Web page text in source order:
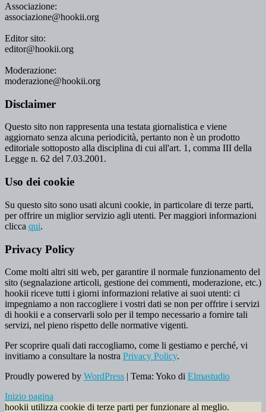
Associazione:
associazione@hookii.org
Editor sito:
editor@hookii.org
Moderazione:
moderazione@hookii.org
Disclaimer
Questo sito non rappresenta una testata giornalistica e viene
aggiornato senza alcuna periodicità, pertanto non è un prodotto
editoriale sottoposto alla disciplina di cui all'art. 1, comma III della
Legge n. 62 del 7.03.2001.
Uso dei cookie
Su questo sito sono usati alcuni cookie, in particolare di terze parti,
per offrire un miglior servizio agli utenti. Per maggiori informazioni
clicca qui.
Privacy Policy
Come molti altri siti web, per garantire il normale funzionamento del
sito (segnalazione articoli, gestione dei commenti, moderazione, etc.)
hookii riceve tutti i giorni informazioni relative ai suoi utenti: ci
impegniamo a non raccogliere i vostri dati se non per offrire i servizi
di hookii e a conservarli solo per il tempo necessario a fornire tali
servizi, nel pieno rispetto delle normative vigenti.
Per scoprire quali dati raccogliamo, come li gestiamo e perché, vi
invitiamo a consultare la nostra Privacy Policy.
Proudly powered by WordPress | Tema: Yoko di Elmastudio
Inizio pagina
hookii utilizza cookie di terze parti per funzionare al meglio.